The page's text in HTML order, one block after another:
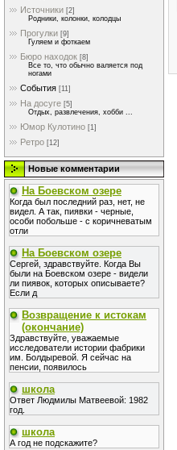
Источники [2]
Родники, колонки, колодцы
Прогулки [9]
Гуляем и фоткаем
Бюро находок [8]
Все то, что обычно валяется под
ногами
События [11]
На досуге [5]
Отдых, развлечения, хобби ...
Юмор Кулотино [1]
Ретро [12]
Новые комментарии
На Боевском озере
Когда был последний раз, нет, не
видел. А так, пиявки - черные,
особи побольше - с коричневатым
отли
На Боевском озере
Сергей, здравствуйте. Когда Вы
были на Боевском озере - видели
ли пиявок, которых описываете?
Если д
Возвращение к истокам
(окончание)
Здравствуйте, уважаемые
исследователи истории фабрики
им. Болдыревой. Я сейчас на
пенсии, появилось
школа
Ответ Людмилы Матвеевой: 1982
год.
школа
А год не подскажите?